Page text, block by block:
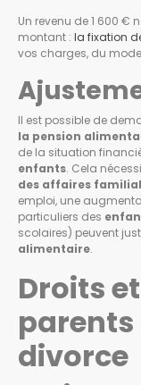
Un revenu de 1 600 €
montant : la fixation
vos charges, du
Il est possible de
la pension
de la situation
enfants. Cela
des affaires
emploi, une
particuliers des
scolaires) peuvent
alimentaire.
Droits
parents
divorce